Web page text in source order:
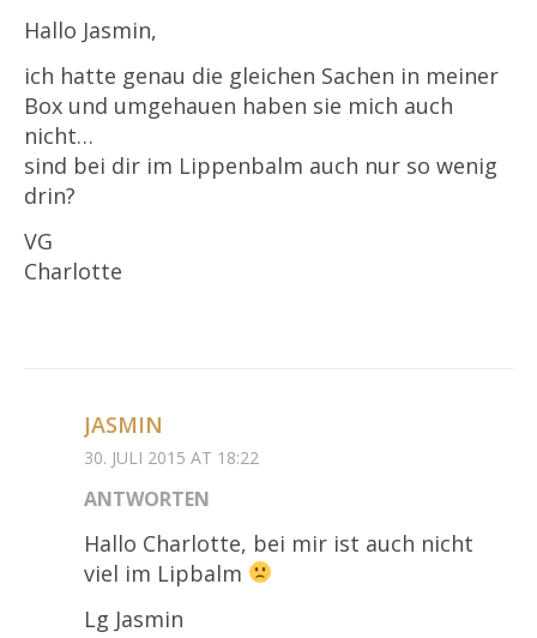
Hallo Jasmin,
ich hatte genau die gleichen Sachen in meiner
Box und umgehauen haben sie mich auch
nicht…
sind bei dir im Lippenbalm auch nur so wenig
drin?
VG
Charlotte
JASMIN
30. JULI 2015 AT 18:22
ANTWORTEN
Hallo Charlotte, bei mir ist auch nicht
viel im Lipbalm
Lg Jasmin